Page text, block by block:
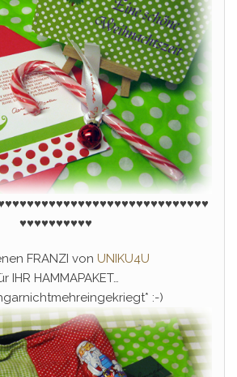
♥♥♥♥♥♥♥♥♥♥♥♥♥♥♥♥
♥♥♥♥♥♥♥♥♥♥
FRANZI von UNIKU4U
IHR HAMMAPAKET…
:-)